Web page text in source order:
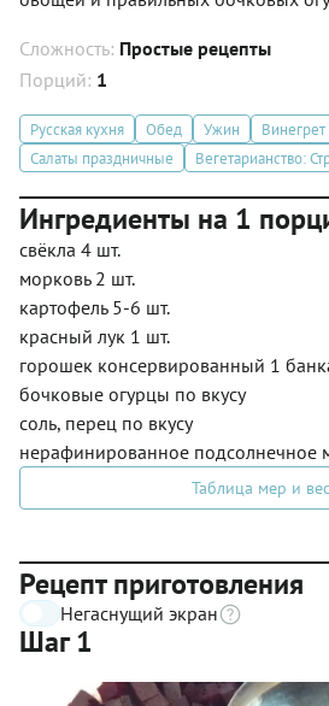
Сложность: Простые рецепты
Порций: 1
Русская кухня Обед Ужин Винегрет
Салаты праздничные
Вегетарианство:
Ингредиенты на 1
свёкла 4 шт.
морковь 2 шт.
картофель 5-6 шт.
красный лук 1 шт.
горошек консервированный 1
бочковые огурцы по вкусу
соль, перец по вкусу
нерафинированное подсолнечное
Таблица мер и
Рецепт приготовления
Негаснущий экран
Шаг 1